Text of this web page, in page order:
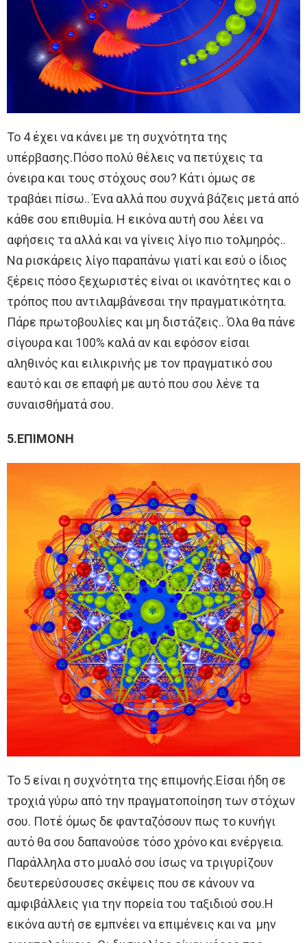
Το 4 έχει να κάνει με τη συχνότητα της
υπέρβασης.Πόσο πολύ θέλεις να πετύχεις τα
όνειρα και τους στόχους σου? Κάτι όμως σε
τραβάει πίσω.. Ένα αλλά που συχνά βάζεις μετά από
κάθε σου επιθυμία. Η εικόνα αυτή σου λέει να
αφήσεις τα αλλά και να γίνεις λίγο πιο τολμηρός..
Να ρισκάρεις λίγο παραπάνω γιατί και εσύ ο ίδιος
ξέρεις πόσο ξεχωριστές είναι οι ικανότητες και ο
τρόπος που αντιλαμβάνεσαι την πραγματικότητα.
Πάρε πρωτοβουλίες και μη διστάζεις.. Όλα θα πάνε
σίγουρα και 100% καλά αν και εφόσον είσαι
αληθινός και ειλικρινής με τον πραγματικό σου
εαυτό και σε επαφή με αυτό που σου λένε τα
συναισθήματά σου.
5.ΕΠΙΜΟΝΗ
Το 5 είναι η συχνότητα της επιμονής.Είσαι ήδη σε
τροχιά γύρω από την πραγματοποίηση των στόχων
σου. Ποτέ όμως δε φανταζόσουν πως το κυνήγι
αυτό θα σου δαπανούσε τόσο χρόνο και ενέργεια.
Παράλληλα στο μυαλό σου ίσως να τριγυρίζουν
δευτερεύσουσες σκέψεις που σε κάνουν να
αμφιβάλλεις για την πορεία του ταξιδιού σου.Η
εικόνα αυτή σε εμπνέει να επιμένεις και να μην